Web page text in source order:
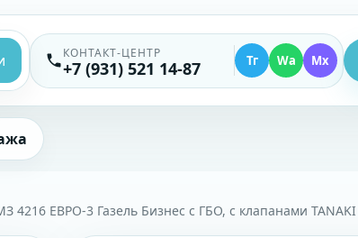
КОНТАКТ-ЦЕНТР
+7 (931) 521 14-87 Тг Wa Mx
4216 ЕВРО-3 Газель Бизнес с ГБО, с клапанами TANAKI